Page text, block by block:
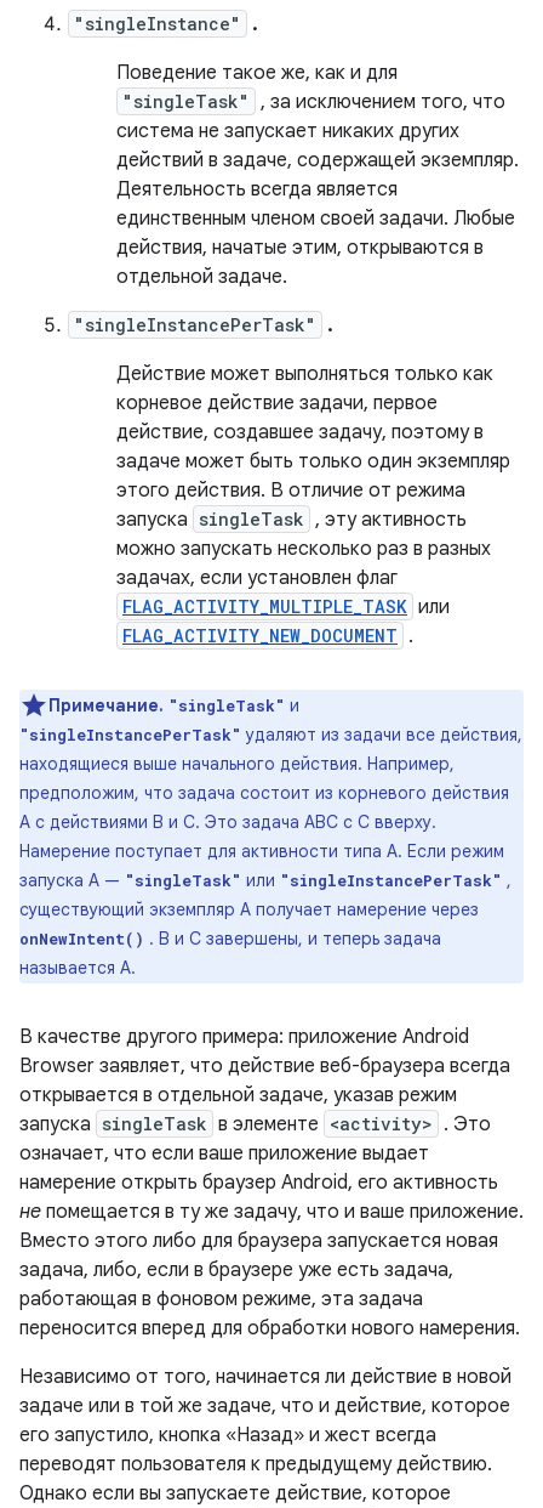
"singleInstance"
.
Поведение такое же, как и для
"singleTask"
, за исключением того, что
система не запускает никаких других
действий в задаче, содержащей экземпляр.
Деятельность всегда является
единственным членом своей задачи. Любые
действия, начатые этим, открываются в
отдельной задаче.
"singleInstancePerTask"
.
Действие может выполняться только как
корневое действие задачи, первое
действие, создавшее задачу, поэтому в
задаче может быть только один экземпляр
этого действия. В отличие от режима
запуска singleTask , эту активность
можно запускать несколько раз в разных
задачах, если установлен флаг
FLAG_ACTIVITY_MULTIPLE_TASK или
FLAG_ACTIVITY_NEW_DOCUMENT .
Примечание. "singleTask" и
"singleInstancePerTask" удаляют из задачи все действия,
находящиеся выше начального действия. Например,
предположим, что задача состоит из корневого действия
A с действиями B и C. Это задача ABC с C вверху.
Намерение поступает для активности типа A. Если режим
запуска A — "singleTask" или "singleInstancePerTask" ,
существующий экземпляр A получает намерение через
onNewIntent() . B и C завершены, и теперь задача
называется A.
В качестве другого примера: приложение Android
Browser заявляет, что действие веб-браузера всегда
открывается в отдельной задаче, указав режим
запуска singleTask в элементе <activity> . Это
означает, что если ваше приложение выдает
намерение открыть браузер Android, его активность
не помещается в ту же задачу, что и ваше приложение.
Вместо этого либо для браузера запускается новая
задача, либо, если в браузере уже есть задача,
работающая в фоновом режиме, эта задача
переносится вперед для обработки нового намерения.
Независимо от того, начинается ли действие в новой
задаче или в той же задаче, что и действие, которое
его запустило, кнопка «Назад» и жест всегда
переводят пользователя к предыдущему действию.
Однако если вы запускаете действие, которое